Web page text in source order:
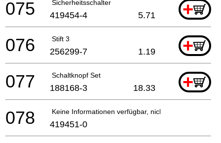
Sicherheitsschalter +
075 419454-4 5.71
Stift 3 +
076 256299-7 1.19
Schaltknopf Set +
077 188168-3 18.33
Keine Informationen verfügbar, nicht bestellbar
078 419451-0